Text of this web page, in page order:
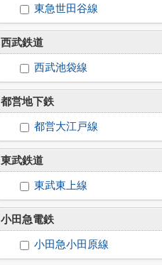
東急世田谷線
西武鉄道
西武池袋線
都営地下鉄
都営大江戸線
東武鉄道
東武東上線
小田急電鉄
小田急小田原線